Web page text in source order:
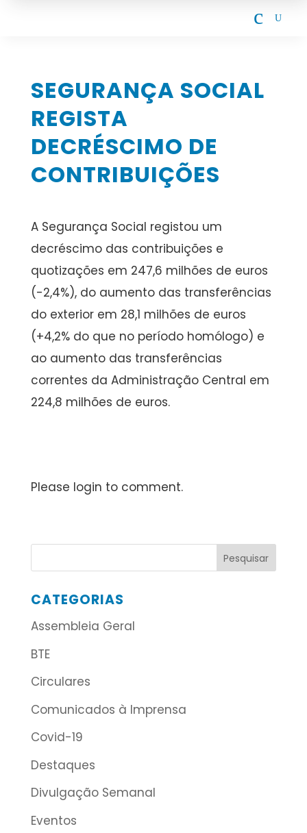
c U
SEGURANÇA SOCIAL
REGISTA
DECRÉSCIMO DE
CONTRIBUIÇÕES
A Segurança Social registou um
decréscimo das contribuições e
quotizações em 247,6 milhões de euros
(-2,4%), do aumento das transferências
do exterior em 28,1 milhões de euros
(+4,2% do que no período homólogo) e
ao aumento das transferências
correntes da Administração Central em
224,8 milhões de euros.
Please login to comment.
CATEGORIAS
Assembleia Geral
BTE
Circulares
Comunicados à Imprensa
Covid-19
Destaques
Divulgação Semanal
Eventos